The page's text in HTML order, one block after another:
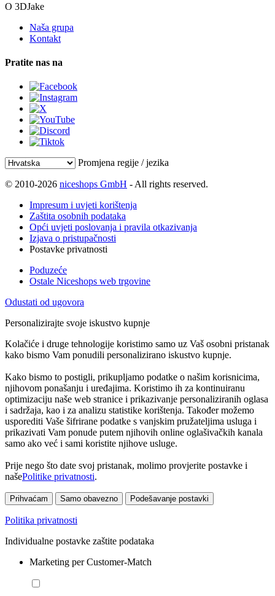
O 3DJake
Naša grupa
Kontakt
Pratite nas na
Promjena regije / jezika
© 2010-2026 niceshops GmbH - All rights reserved.
Impresum i uvjeti korištenja
Zaštita osobnih podataka
Opći uvjeti poslovanja i pravila otkazivanja
Izjava o pristupačnosti
Postavke privatnosti
Poduzeće
Ostale Niceshops web trgovine
Odustati od ugovora
Personalizirajte svoje iskustvo kupnje
Kolačiće i druge tehnologije koristimo samo uz Vaš osobni pristanak
kako bismo Vam ponudili personalizirano iskustvo kupnje.
Kako bismo to postigli, prikupljamo podatke o našim korisnicima,
njihovom ponašanju i uređajima. Koristimo ih za kontinuiranu
optimizaciju naše web stranice i prikazivanje personaliziranih oglasa
i sadržaja, kao i za analizu statistike korištenja. Također možemo
usporediti Vaše šifrirane podatke s vanjskim pružateljima usluga i
prikazivati Vam ponude putem njihovih online oglašivačkih kanala
samo ako već i sami koristite njihove usluge.
Prije nego što date svoj pristanak, molimo provjerite postavke i
našePolitike privatnosti.
Prihvaćam Samo obavezno Podešavanje postavki
Politika privatnosti
Individualne postavke zaštite podataka
Marketing per Customer-Match